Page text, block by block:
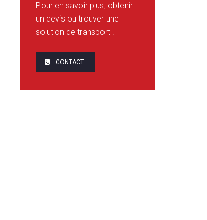
Pour en savoir plus, obtenir
un devis ou trouver une
solution de transport .
CONTACT